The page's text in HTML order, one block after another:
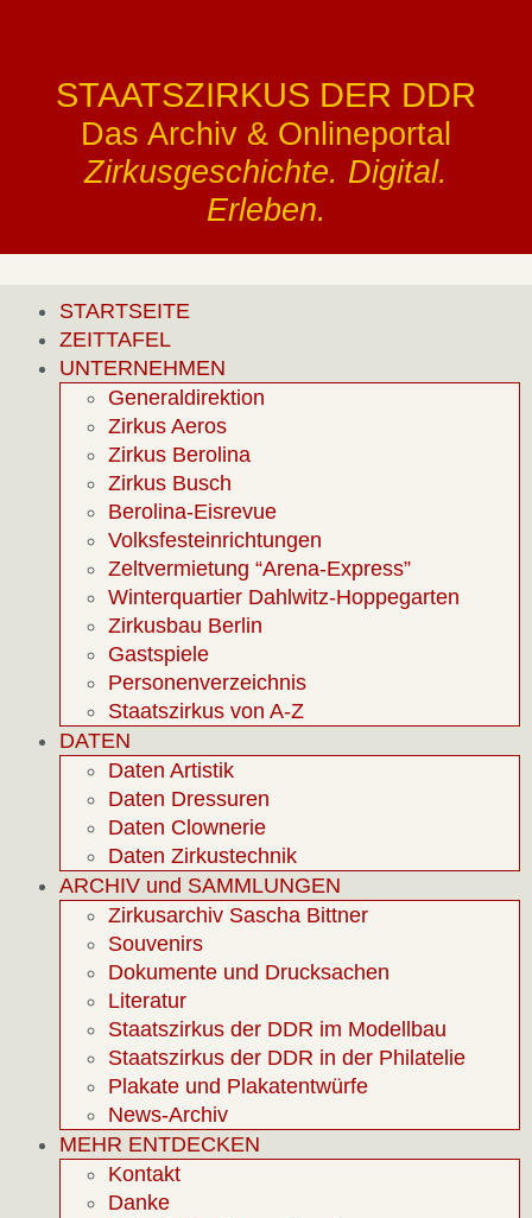
STAATSZIRKUS DER DDR
Das Archiv & Onlineportal
Zirkusgeschichte. Digital.
Erleben.
STARTSEITE
ZEITTAFEL
UNTERNEHMEN
Generaldirektion
Zirkus Aeros
Zirkus Berolina
Zirkus Busch
Berolina-Eisrevue
Volksfesteinrichtungen
Zeltvermietung “Arena-Express”
Winterquartier Dahlwitz-Hoppegarten
Zirkusbau Berlin
Gastspiele
Personenverzeichnis
Staatszirkus von A-Z
DATEN
Daten Artistik
Daten Dressuren
Daten Clownerie
Daten Zirkustechnik
ARCHIV und SAMMLUNGEN
Zirkusarchiv Sascha Bittner
Souvenirs
Dokumente und Drucksachen
Literatur
Staatszirkus der DDR im Modellbau
Staatszirkus der DDR in der Philatelie
Plakate und Plakatentwürfe
News-Archiv
MEHR ENTDECKEN
Kontakt
Danke